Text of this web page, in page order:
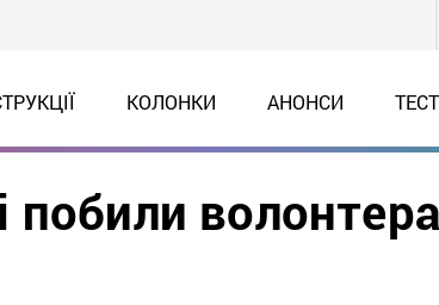
КОЛОНКИ АНОНСИ
побили